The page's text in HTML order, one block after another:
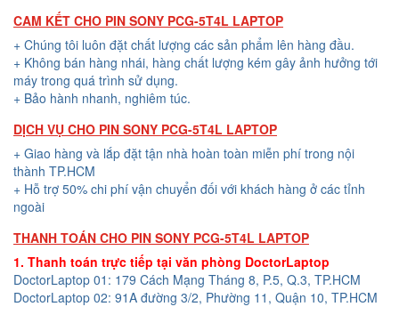
CAM KẾT CHO PIN SONY PCG-5T4L LAPTOP
+ Chúng tôi luôn đặt chất lượng các sản phẩm lên hàng đầu.
+ Không bán hàng nhái, hàng chất lượng kém gây ảnh hưởng tới
máy trong quá trình sử dụng.
+ Bảo hành nhanh, nghiêm túc.
DỊCH VỤ CHO PIN SONY PCG-5T4L LAPTOP
+ Giao hàng và lắp đặt tận nhà hoàn toàn miễn phí trong nội
thành TP.HCM
+ Hỗ trợ 50% chi phí vận chuyển đối với khách hàng ở các tỉnh
ngoài
THANH TOÁN CHO PIN SONY PCG-5T4L LAPTOP
1. Thanh toán trực tiếp tại văn phòng DoctorLaptop
DoctorLaptop 01: 179 Cách Mạng Tháng 8, P.5, Q.3, TP.HCM
DoctorLaptop 02: 91A đường 3/2, Phường 11, Quận 10, TP.HCM